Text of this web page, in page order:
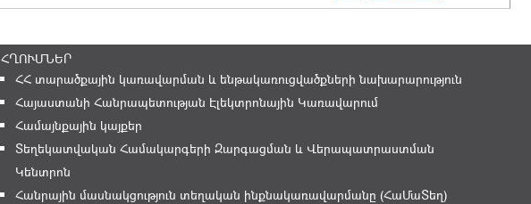
ՀՂՈՒՄՆԵՐ
ՀՀ տարածքային կառավարման և ենթակառուցվածքների նախարարություն
Հայաստանի Հանրապետության Էլեկտրոնային Կառավարում
Համայնքային կայքեր
Տեղեկատվական Համակարգերի Զարգացման և Վերապատրաստման
Կենտրոն
Հանրային մասնակցություն տեղական ինքնակառավարմանը (ՀաՄաՏեղ)